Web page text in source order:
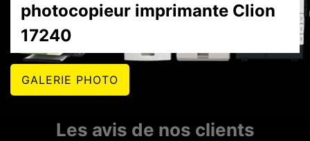
photocopieur imprimante Clion
17240
GALERIE PHOTO
Les avis de nos clients